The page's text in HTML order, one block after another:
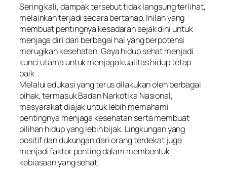
Sering kali, dampak tersebut tidak langsung terlihat,
melainkan terjadi secara bertahap. Inilah yang
membuat pentingnya kesadaran sejak dini untuk
menjaga diri dari berbagai hal yang berpotensi
merugikan kesehatan. Gaya hidup sehat menjadi
kunci utama untuk menjaga kualitas hidup tetap
baik.
Melalui edukasi yang terus dilakukan oleh berbagai
pihak, termasuk Badan Narkotika Nasional,
masyarakat diajak untuk lebih memahami
pentingnya menjaga kesehatan serta membuat
pilihan hidup yang lebih bijak. Lingkungan yang
positif dan dukungan dari orang terdekat juga
menjadi faktor penting dalam membentuk
kebiasaan yang sehat.